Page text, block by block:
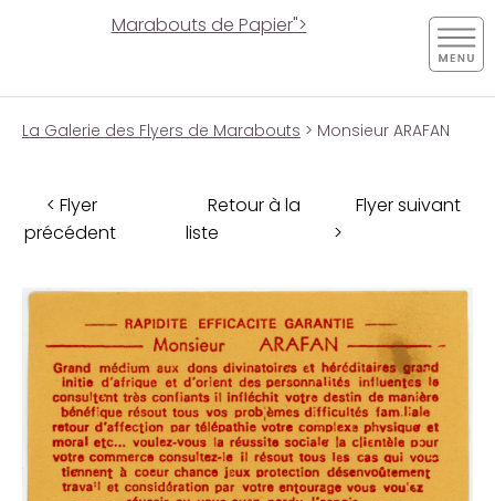
Marabouts de Papier">
La Galerie des Flyers de Marabouts > Monsieur ARAFAN
< Flyer
précédent
Retour à la
liste
Flyer suivant
>